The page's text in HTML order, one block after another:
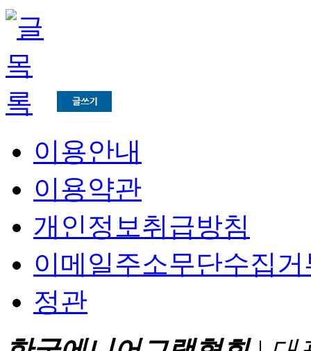
이용안내
이용약관
개인정보취급방침
이메일주소무단수집거
정관